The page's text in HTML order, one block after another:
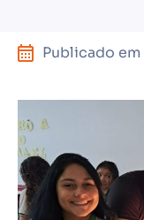
Publicado em